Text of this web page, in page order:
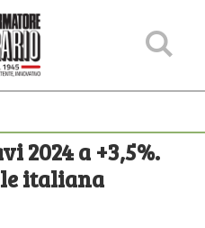
2024 a +3,5%.
italiana